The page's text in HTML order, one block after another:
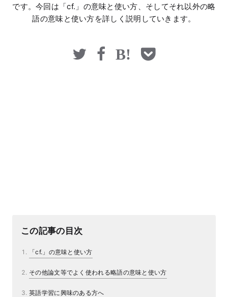
です。今回は「cf.」の意味と使い方、そしてそれ以外の略
語の意味と使い方を詳しく説明していきます。
この記事の目次
「cf.」の意味と使い方
その他論文等でよく使われる略語の意味と使い方
英語学習に興味のある方へ